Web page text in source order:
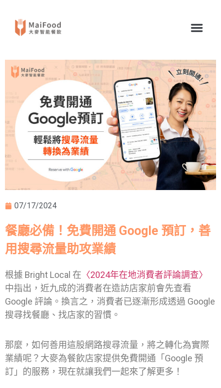
07/17/2024
餐廳必備！免費開通 Google 預訂，善
用搜尋流量助攻業績
根據 Bright Local 在 〈2024年在地消費者評論調查〉
中指出，近九成的消費者在造訪店家前會先查看
Google 評論。換言之，消費者已逐漸形成透過 Google
搜尋找餐廳、找店家的習慣。
那麼，如何善用這股網路搜尋流量，將之轉化為實際
業績呢？大麥為餐飲店家提供免費開通「Google 預
訂」的服務，現在就讓我們一起來了解更多！